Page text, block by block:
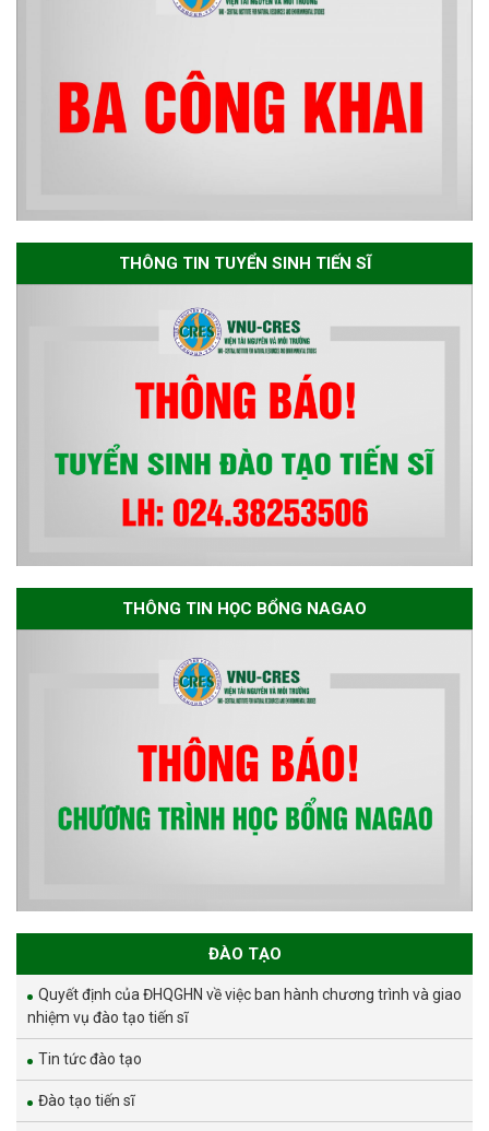
Thông báo danh sách thí sinh
ngành Môi trường và phát triển
bền vững đợt 1 năm 2026
The International Conference
EME 2026 on “Earth, Mine and
Environmental Sciences for the
Advancement of Strategic
Technologies and
Infrastructure Development”
THÔNG TIN TUYỂN SINH TIẾN SĨ
THÔNG TIN HỌC BỔNG NAGAO
ĐÀO TẠO
Quyết định của ĐHQGHN về việc ban hành chương trình và giao
nhiệm vụ đào tạo tiến sĩ
Tin tức đào tạo
Đào tạo tiến sĩ